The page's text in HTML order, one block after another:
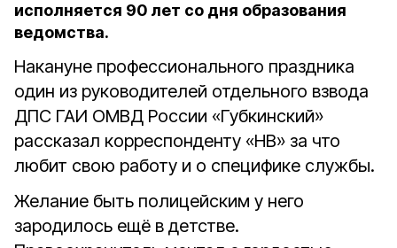
исполняется 90 лет со дня образования
ведомства.
Накануне профессионального праздника
один из руководителей отдельного взвода
ДПС ГАИ ОМВД России «Губкинский»
рассказал корреспонденту «НВ» за что
любит свою работу и о специфике службы.
Желание быть полицейским у него
зародилось ещё в детстве.